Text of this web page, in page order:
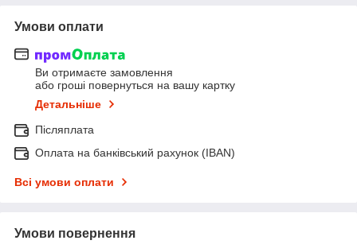
Умови оплати
Ви отримаєте замовлення
або гроші повернуться на вашу картку
Детальніше
Післяплата
Оплата на банківський рахунок (IBAN)
Всі умови оплати
Умови повернення